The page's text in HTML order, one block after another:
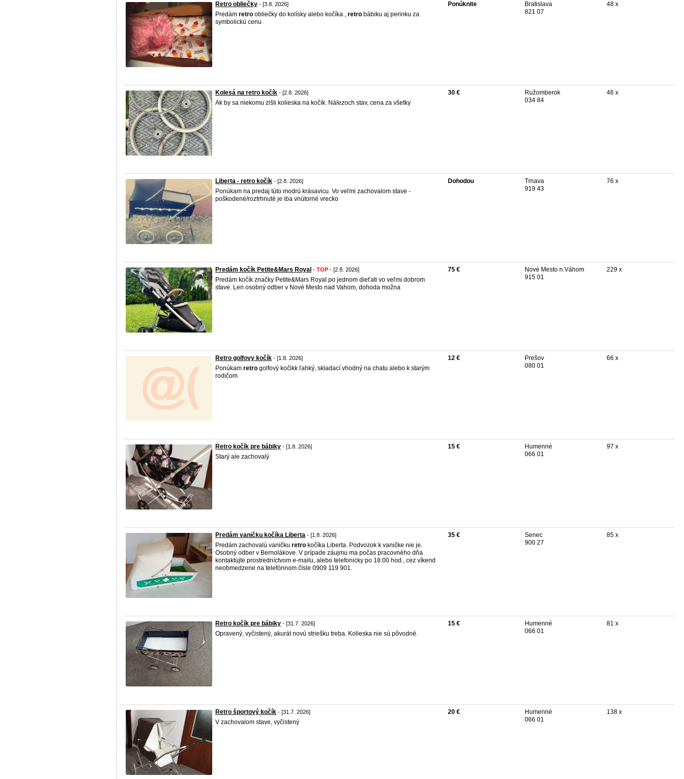
Retro obliečky - [3.8. 2026]
Predám retro obliečky do kolísky alebo kočíka , retro bábiku aj perinku za
symbolickú cenu
Ponúknite
Bratislava
821 07
48 x
Kolesá na retro kočík - [2.8. 2026]
Ak by sa niekomu zišli kolieska na kočík. Nálezoch stav, cena za všetky
30 €
Ružomberok
034 84
46 x
Liberta - retro kočík - [2.8. 2026]
Ponúkam na predaj túto modrú krásavicu. Vo veľmi zachovalom stave -
poškodené/roztrhnuté je iba vnútorné vrecko
Dohodou
Trnava
919 43
76 x
Predám kočík Petite&Mars Royal - TOP - [2.8. 2026]
Predám kočík značky Petite&Mars Royal po jednom dieťati vo veľmi dobrom
stave. Len osobný odber v Nové Mesto nad Vahom, dohoda možna
75 €
Nové Mesto n.Váhom
915 01
229 x
Retro golfovy kočík - [1.8. 2026]
Ponúkam retro golfový kočikk ľahký, skladací vhodný na chatu alebo k starým
rodičom
12 €
Prešov
080 01
66 x
Retro kočík pre bábiky - [1.8. 2026]
Starý ale zachovalý
15 €
Humenné
066 01
97 x
Predám vaničku kočíka Liberta - [1.8. 2026]
Predám zachovalú vaničku retro kočíka Liberta. Podvozok k vaničke nie je.
Osobný odber v Bernolákove. V prípade záujmu ma počas pracovného dňa
kontaktujte prostredníctvom e-mailu, alebo telefonicky po 18:00 hod., cez víkend
neobmedzene na telefónnom čísle 0909 119 901.
35 €
Senec
900 27
85 x
Retro kočík pre bábiky - [31.7. 2026]
Opravený, vyčistený, akurát novú striešku treba. Kolieska nie sú pôvodné.
15 €
Humenné
066 01
81 x
Retro športový kočík - [31.7. 2026]
V zachovalom stave, vyčistený
20 €
Humenné
066 01
138 x